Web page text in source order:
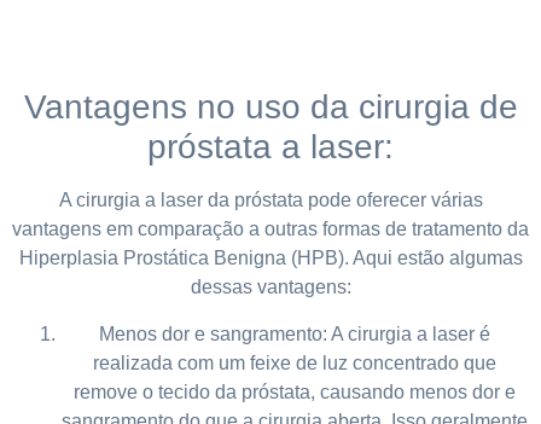
Vantagens no uso da cirurgia de
próstata a laser:
A cirurgia a laser da próstata pode oferecer várias
vantagens em comparação a outras formas de tratamento da
Hiperplasia Prostática Benigna (HPB). Aqui estão algumas
dessas vantagens:
Menos dor e sangramento: A cirurgia a laser é
realizada com um feixe de luz concentrado que
remove o tecido da próstata, causando menos dor e